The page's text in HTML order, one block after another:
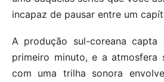
incapaz de pausar entre um
A produção sul-coreana
primeiro minuto, e a atmosfera
com uma trilha sonora